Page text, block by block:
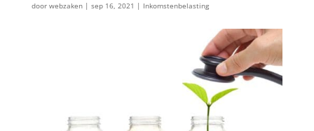
door webzaken| sep 16, 2021 | Inkomstenbelasting